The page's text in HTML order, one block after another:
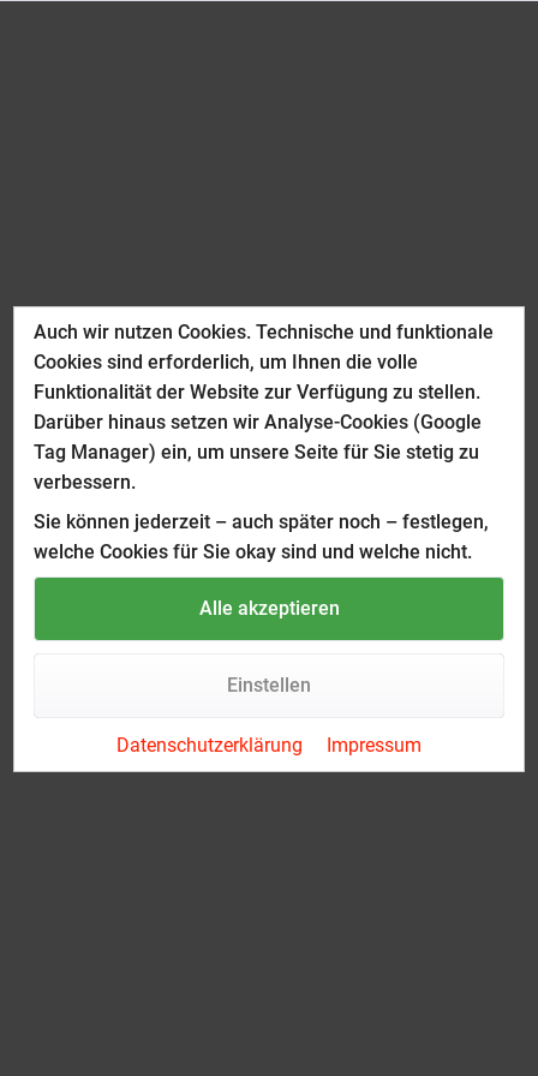
Auch wir nutzen Cookies. Technische und funktionale
Cookies sind erforderlich, um Ihnen die volle
Funktionalität der Website zur Verfügung zu stellen.
Darüber hinaus setzen wir Analyse-Cookies (Google
Tag Manager) ein, um unsere Seite für Sie stetig zu
verbessern.
Sie können jederzeit – auch später noch – festlegen,
welche Cookies für Sie okay sind und welche nicht.
Einstellen
Alle akzeptieren
Datenschutzerklärung Impressum